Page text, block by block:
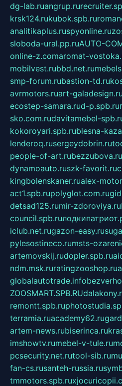
dg-lab.ruangrup.ru
krsk124.rukubok.spb.ru
analitikaplus.ruspyonline.ru
sloboda-ural.pp.ruAUTO-
online-z.comaromat-
mobilvest.rubbd.net.ru
smp-forum.rubastion-td.ru
avrmotors.ruart-galadesign.ru
ecostep-samara.rud-p.spb.ru
sko.com.rudavitamebel-
kokoroyari.spb.rublesna-
lenderoq.rusergeydobrin.ru
people-of-art.rubezzubova.ru
dynamoauto.ruszk-favorit.ru
kingbolenskaner.rualex-
act1.spb.rupolyglot.com.ru
detsad125.rumir-zdoroviya.ru
council.spb.ru
iclub.net.rugazon-easy.ru
pylesostineco.rumsts-
artemovskij.rudopler.spb.ru
ndm.msk.ruratingzooshop.ru
globalautotrade.info
ZOOSMART.SPB.RU
remontt.spb.ru
terramia.ruacademy62.ru
artem-news.rubiserinca.ru
imshowtv.rumebel-v-tule.ru
pcsecurity.net.rutool-sib.ru
fan-cs.rusanteh-russia.ru
tmmotors.spb.ru